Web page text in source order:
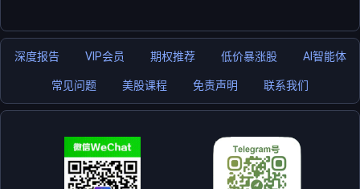
深度报告 VIP会员 期权推荐 低价暴涨股 AI智能体
常见问题 美股课程 免责声明 联系我们